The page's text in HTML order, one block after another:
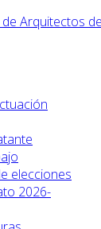
elecciones
2026-